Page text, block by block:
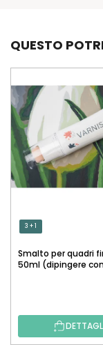
QUESTO
3 + 1
Smalto per quadri
50ml (dipingere